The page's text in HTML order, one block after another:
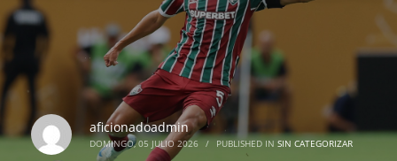
aficionadoadmin
DOMINGO, 05 JULIO 2026 / PUBLISHED IN SIN CATEGORIZAR